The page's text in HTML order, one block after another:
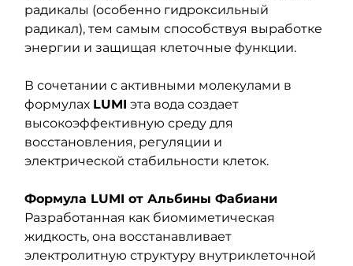
радикалы (особенно гидроксильный
радикал), тем самым способствуя выработке
энергии и защищая клеточные функции.
В сочетании с активными молекулами в
формулах LUMI эта вода создает
высокоэффективную среду для
восстановления, регуляции и
электрической стабильности клеток.
Формула LUMI от Альбины Фабиани
Разработанная как биомиметическая
жидкость, она восстанавливает
электролитную структуру внутриклеточной